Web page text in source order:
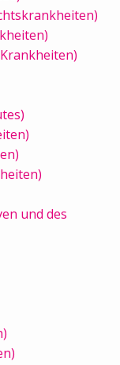
und des